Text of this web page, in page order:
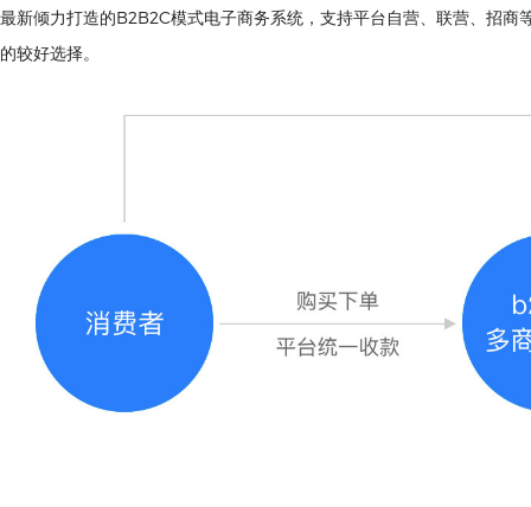
最新倾力打造的B2B2C模式电子商务系统，支持平台自营、联营、招
的较好选择。